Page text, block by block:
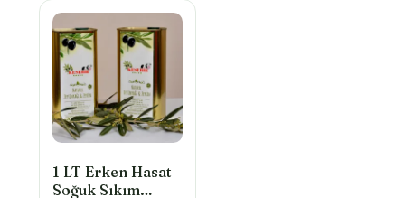
1 LT Erken Hasat
Soğuk Sıkım